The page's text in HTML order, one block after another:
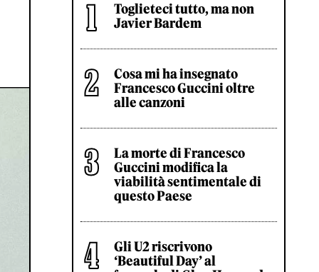
Toglieteci tutto, ma non
Javier Bardem
Cosa mi ha insegnato
Francesco Guccini oltre
alle canzoni
La morte di Francesco
Guccini modifica la
viabilità sentimentale di
questo Paese
Gli U2 riscrivono
‘Beautiful Day’ al